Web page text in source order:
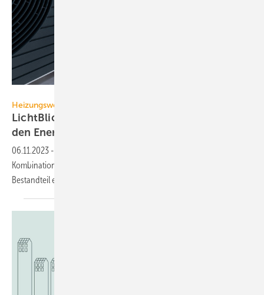
Heizungswende
LichtBlick integriert Vaillant-Wärmepumpen in
den Energiemarkt
06.11.2023 -
Kombination mit dem LichtBlick-SolarPaket angeboten und können so
Bestandteil eines virtuellen Kraftwerks